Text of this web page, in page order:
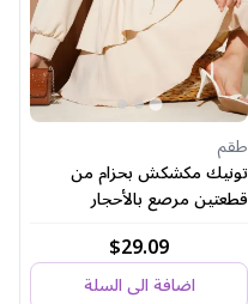
طقم
تونيك مكشكش بحزام من
قطعتين مرصع بالأحجار
$29.09
اضافة الى السلة